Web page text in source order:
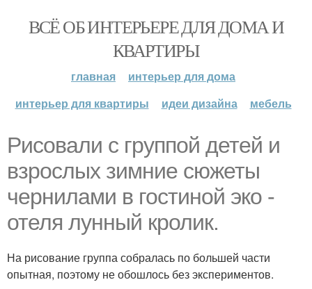
ВСЁ ОБ ИНТЕРЬЕРЕ ДЛЯ ДОМА И
КВАРТИРЫ
главная
интерьер для дома
интерьер для квартиры
идеи дизайна мебель
Рисовали с группой детей и
взрослых зимние сюжеты
чернилами в гостиной эко -
отеля лунный кролик.
На рисование группа собралась по большей части
опытная, поэтому не обошлось без экспериментов.